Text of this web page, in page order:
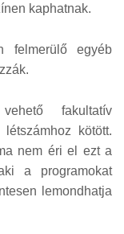
kaphatnak.
felmerülő egyéb
fakultatív
kötött.
nem éri el ezt a
a programokat
lemondhatja